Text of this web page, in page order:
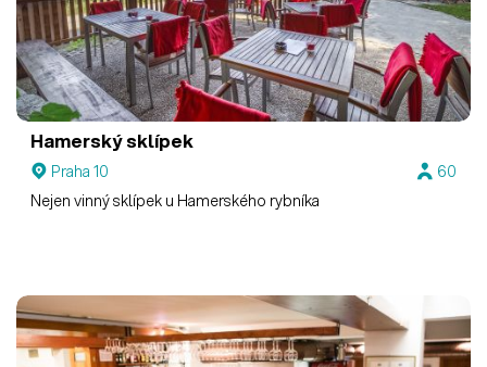
Hamerský sklípek
Praha 10
60
Nejen vinný sklípek u Hamerského rybníka